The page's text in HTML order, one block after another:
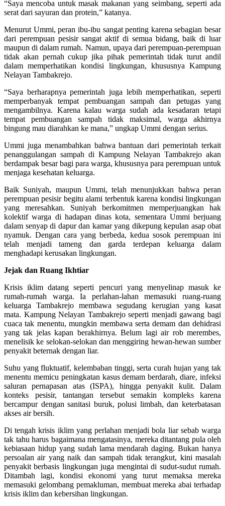
“Saya mencoba untuk masak makanan yang seimbang, seperti ada
serat dari sayuran dan protein,” katanya.
Menurut Ummi, peran ibu-ibu sangat penting karena sebagian besar
dari perempuan pesisir sangat aktif di semua bidang, baik di luar
maupun di dalam rumah. Namun, upaya dari perempuan-perempuan
tidak akan pernah cukup jika pihak pemerintah tidak turut andil
dalam memperhatikan kondisi lingkungan, khususnya Kampung
Nelayan Tambakrejo.
“Saya berharapnya pemerintah juga lebih memperhatikan, seperti
memperbanyak tempat pembuangan sampah dan petugas yang
mengambilnya. Karena kalau warga sudah ada kesadaran tetapi
tempat pembuangan sampah tidak maksimal, warga akhirnya
bingung mau diarahkan ke mana,” ungkap Ummi dengan serius.
Ummi juga menambahkan bahwa bantuan dari pemerintah terkait
penanggulangan sampah di Kampung Nelayan Tambakrejo akan
berdampak besar bagi para warga, khususnya para perempuan untuk
menjaga kesehatan keluarga.
Baik Suniyah, maupun Ummi, telah menunjukkan bahwa peran
perempuan pesisir begitu alami terbentuk karena kondisi lingkungan
yang meresahkan. Suniyah berkomitmen memperjuangkan hak
kolektif warga di hadapan dinas kota, sementara Ummi berjuang
dalam senyap di dapur dan kamar yang dikepung kepulan asap obat
nyamuk. Dengan cara yang berbeda, kedua sosok perempuan ini
telah menjadi tameng dan garda terdepan keluarga dalam
menghadapi kerusakan lingkungan.
Jejak dan Ruang Ikhtiar
Krisis iklim datang seperti pencuri yang menyelinap masuk ke
rumah-rumah warga. Ia perlahan-lahan memasuki ruang-ruang
keluarga Tambakrejo membawa segudang kerugian yang kasat
mata. Kampung Nelayan Tambakrejo seperti menjadi gawang bagi
cuaca tak menentu, mungkin membawa serta demam dan dehidrasi
yang tak jelas kapan berakhirnya. Belum lagi air rob merembes,
menelisik ke selokan-selokan dan menggiring hewan-hewan sumber
penyakit beternak dengan liar.
Suhu yang fluktuatif, kelembaban tinggi, serta curah hujan yang tak
menentu memicu peningkatan kasus demam berdarah, diare, infeksi
saluran pernapasan atas (ISPA), hingga penyakit kulit. Dalam
konteks pesisir, tantangan tersebut semakin kompleks karena
bercampur dengan sanitasi buruk, polusi limbah, dan keterbatasan
akses air bersih.
Di tengah krisis iklim yang perlahan menjadi bola liar sebab warga
tak tahu harus bagaimana mengatasinya, mereka ditantang pula oleh
kebiasaan hidup yang sudah lama mendarah daging. Bukan hanya
persoalan air yang naik dan sampah tidak terangkut, kini masalah
penyakit berbasis lingkungan juga mengintai di sudut-sudut rumah.
Ditambah lagi, kondisi ekonomi yang turut memaksa mereka
memasuki gelombang pemakluman, membuat mereka abai terhadap
krisis iklim dan kebersihan lingkungan.